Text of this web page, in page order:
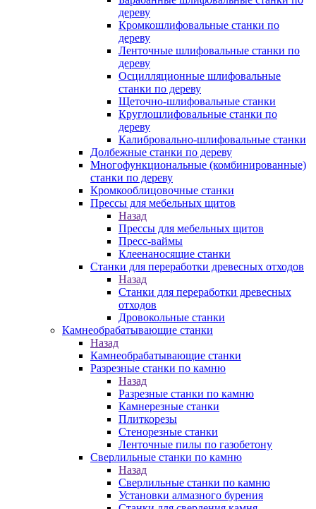
дереву
Кромкошлифовальные станки по
дереву
Ленточные шлифовальные станки по
дереву
Осцилляционные шлифовальные
станки по дереву
Щеточно-шлифовальные станки
Круглошлифовальные станки по
дереву
Калибровально-шлифовальные станки
Долбежные станки по дереву
Многофункциональные (комбинированные)
станки по дереву
Кромкооблицовочные станки
Прессы для мебельных щитов
Назад
Прессы для мебельных щитов
Пресс-ваймы
Клеенаносящие станки
Станки для переработки древесных отходов
Назад
Станки для переработки древесных
отходов
Дровокольные станки
Камнеобрабатывающие станки
Назад
Камнеобрабатывающие станки
Разрезные станки по камню
Назад
Разрезные станки по камню
Камнерезные станки
Плиткорезы
Стенорезные станки
Ленточные пилы по газобетону
Сверлильные станки по камню
Назад
Сверлильные станки по камню
Установки алмазного бурения